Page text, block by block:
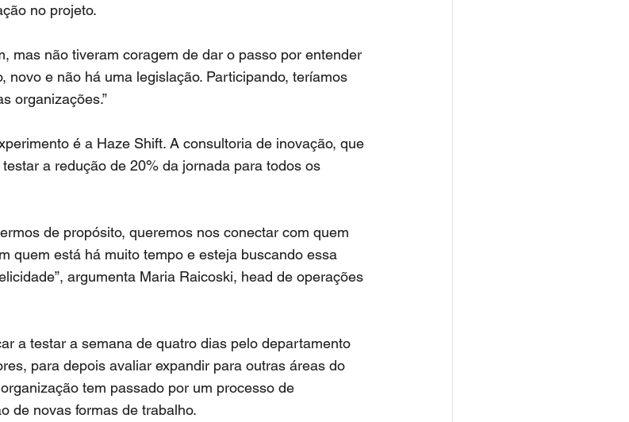
no projeto.
mas não tiveram coragem de dar o passo por entender
novo e não há uma legislação. Participando, teríamos
organizações.”
é a Haze Shift. A consultoria de inovação, que
a redução de 20% da jornada para todos os
de propósito, queremos nos conectar com quem
quem está há muito tempo e esteja buscando essa
argumenta Maria Raicoski, head de operações
a testar a semana de quatro dias pelo departamento
para depois avaliar expandir para outras áreas do
tem passado por um processo de
de novas formas de trabalho.